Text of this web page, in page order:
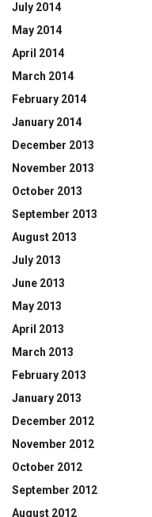
July 2014
May 2014
April 2014
March 2014
February 2014
January 2014
December 2013
November 2013
October 2013
September 2013
August 2013
July 2013
June 2013
May 2013
April 2013
March 2013
February 2013
January 2013
December 2012
November 2012
October 2012
September 2012
August 2012